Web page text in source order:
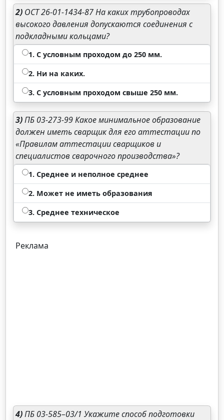
2) ОСТ 26-01-1434-87 На каких трубопроводах
высокого давления допускаются соединения с
подкладными кольцами?
1. С условным проходом до 250 мм.
2. Ни на каких.
3. С условным проходом свыше 250 мм.
3)ПБ 03-273-99 Какое минимальное образование
должен иметь сварщик для его аттестации по
«Правилам аттестации сварщиков и
специалистов сварочного производства»?
1. Среднее и неполное среднее
2. Может не иметь образования
3. Среднее техническое
Реклама
4)ПБ 03-585–03/1 Укажите способ подготовки